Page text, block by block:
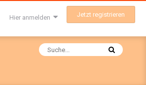
Hier anmelden Jetzt registrieren